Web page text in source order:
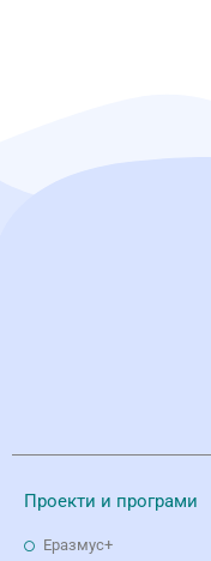
Проекти и програми
Еразмус+